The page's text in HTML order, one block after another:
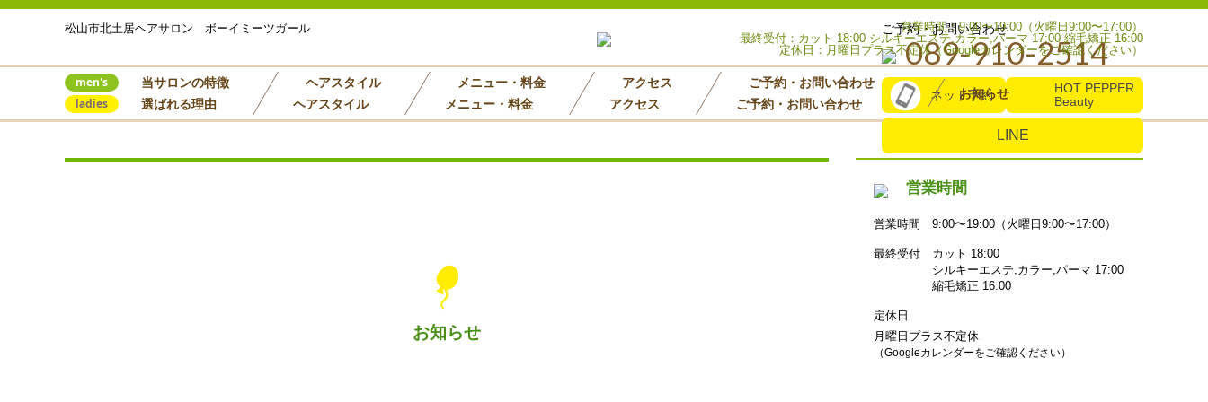
松山市北土居ヘアサロン ボーイミーツガール ご予約・お問い合わせ
089-910-2514
ネット予約
HOT PEPPER
Beauty
LINE
営業時間：9:00〜19:00（火曜日9:00〜17:00）
最終受付：カット 18:00 シルキーエステ,カラー,パーマ 17:00 縮毛矯正 16:00
定休日：月曜日プラス不定休（Googleカレンダーをご確認ください）
men's 当サロンの特徴 ヘアスタイル メニュー・料金 アクセス ご予約・お問い合わせ
ladies 選ばれる理由 ヘアスタイル メニュー・料金 アクセス ご予約・お問い合わせ
お知らせ
お知らせ
営業時間
営業時間 9:00〜19:00（火曜日9:00〜17:00）
最終受付
カット 18:00
シルキーエステ,カラー,パーマ 17:00
縮毛矯正 16:00
定休日
月曜日プラス不定休
（Googleカレンダーをご確認ください）